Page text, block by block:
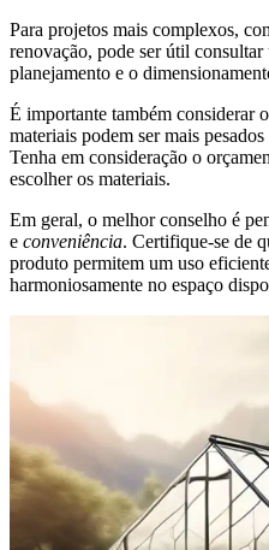
Para projetos mais complexos,
renovação, pode ser útil
planejamento e o
É importante também considerar
materiais podem ser mais
Tenha em consideração o
escolher os materiais.
Em geral, o melhor conselho é
e conveniência. Certifique-se de
produto permitem um uso
harmoniosamente no espaço